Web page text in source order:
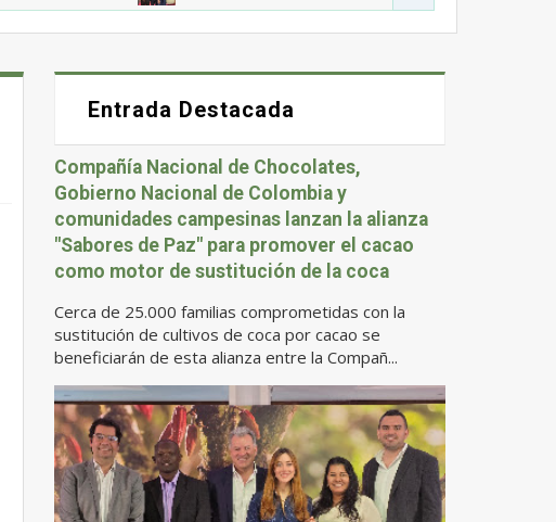
Entrada Destacada
Compañía Nacional de Chocolates,
Gobierno Nacional de Colombia y
comunidades campesinas lanzan la alianza
"Sabores de Paz" para promover el cacao
como motor de sustitución de la coca
Cerca de 25.000 familias comprometidas con la
sustitución de cultivos de coca por cacao se
beneficiarán de esta alianza entre la Compañ...